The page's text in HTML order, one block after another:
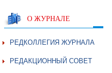
О ЖУРНАЛЕ
РЕДКОЛЛЕГИЯ ЖУРНАЛА
РЕДАКЦИОННЫЙ СОВЕТ